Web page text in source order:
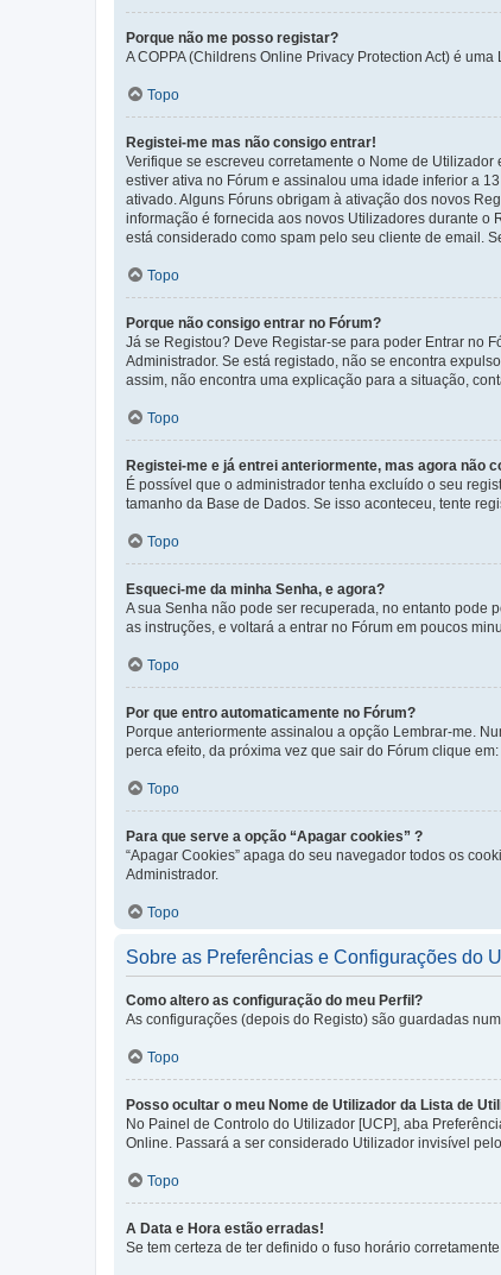
Porque não me posso registar?
A COPPA (Childrens Online Privacy Protection Act) é
Topo
Registei-me mas não consigo entrar!
Verifique se escreveu corretamente o Nome de
estiver ativa no Fórum e assinalou uma idade inferior a
ativado. Alguns Fóruns obrigam à ativação dos novos
informação é fornecida aos novos Utilizadores durante o
está considerado como spam pelo seu cliente de email.
Topo
Porque não consigo entrar no Fórum?
Já se Registou? Deve Registar-se para poder Entrar no
Administrador. Se está registado, não se encontra
assim, não encontra uma explicação para a situação,
Topo
Registei-me e já entrei anteriormente, mas agora não
É possível que o administrador tenha excluído o seu
tamanho da Base de Dados. Se isso aconteceu, tente
Topo
Esqueci-me da minha Senha, e agora?
A sua Senha não pode ser recuperada, no entanto pode
as instruções, e voltará a entrar no Fórum em poucos
Topo
Por que entro automaticamente no Fórum?
Porque anteriormente assinalou a opção Lembrar-me.
perca efeito, da próxima vez que sair do Fórum clique
Topo
Para que serve a opção “Apagar cookies” ?
“Apagar Cookies” apaga do seu navegador todos os
Administrador.
Topo
Sobre as Preferências e Configurações do
Como altero as configuração do meu Perfil?
As configurações (depois do Registo) são guardadas
Topo
Posso ocultar o meu Nome de Utilizador da Lista de
No Painel de Controlo do Utilizador [UCP], aba
Online. Passará a ser considerado Utilizador invisível pelo
Topo
A Data e Hora estão erradas!
Se tem certeza de ter definido o fuso horário